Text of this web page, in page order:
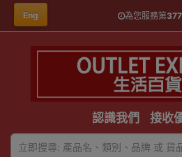
Eng 為您服務第
認識我們 接收